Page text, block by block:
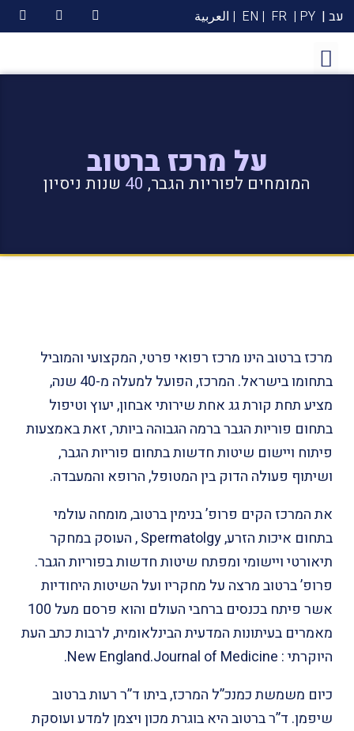
עב | PY |
FR
| EN | العربية
על מרכז ברטוב
המומחים לפוריות הגבר, 40 שנות ניסיון
מרכז ברטוב הינו מרכז רפואי פרטי, המקצועי והמוביל
בתחומו בישראל.
המרכז, הפועל למעלה מ-40 שנה,
מציע תחת קורת גג אחת שירותי אבחון, יעוץ וטיפול
בתחום פוריות הגבר ברמה הגבוהה ביותר, זאת באמצעות
פיתוח ויישום שיטות חדשות בתחום פוריות הגבר,
ושיתוף פעולה הדוק בין המטופל, הרופא והמעבדה.
את המרכז הקים פרופ’ בנימין ברטוב, מומחה עולמי
בתחום איכות הזרע, Spermatolgy , העוסק במחקר
תיאורטי ויישומי ומפתח שיטות חדשות בפוריות הגבר.
פרופ’ ברטוב מרצה על מחקריוועל השיטות היחודיות
אשר פיתח בכנסים ברחבי העולם והוא פרסם מעל 100
מאמרים בעיתונות המדעית הבינלאומית, לרבות כתב העת
היוקרתי : New England.Journal of Medicine.
כיום משמשת כמנכ”ל המרכז, ביתו ד”ר רעות ברטוב
שיפמן. ד”ר ברטוב היא בוגרת מכון ויצמן למדע ועוסקת